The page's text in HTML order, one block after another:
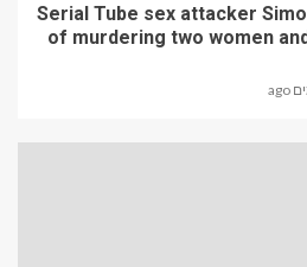
Serial Tube sex attacker
of murdering two women